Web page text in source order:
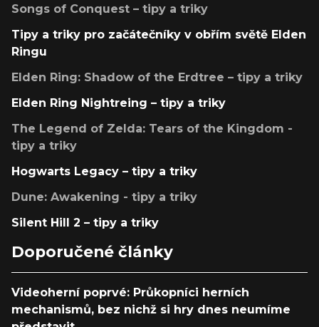
Songs of Conquest – tipy a triky
Tipy a triky pro začátečníky v obřím světě Elden
Ringu
Elden Ring: Shadow of the Erdtree – tipy a triky
Elden Ring Nightreing – tipy a triky
The Legend of Zelda: Tears of the Kingdom -
tipy a triky
Hogwarts Legacy – tipy a triky
Dune: Awakening - tipy a triky
Silent Hill 2 – tipy a triky
Doporučené články
Videoherní poprvé: Průkopníci herních
mechanismů, bez nichž si hry dnes neumíme